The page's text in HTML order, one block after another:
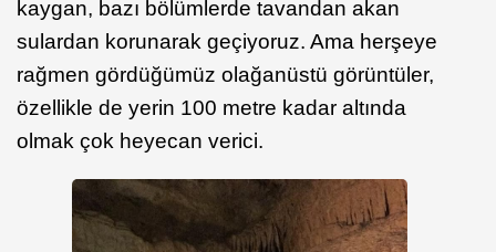
kaygan, bazı bölümlerde tavandan akan
sulardan korunarak geçiyoruz. Ama herşeye
rağmen gördüğümüz olağanüstü görüntüler,
özellikle de yerin 100 metre kadar altında
olmak çok heyecan verici.